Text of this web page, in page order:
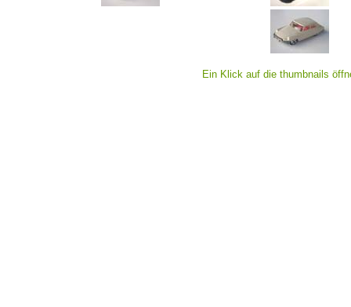
Ein Klick auf die thumbnails